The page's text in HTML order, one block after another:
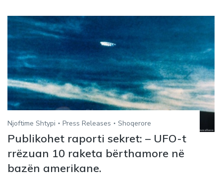
Njoftime Shtypi Press Releases Shoqerore
Publikohet raporti sekret: – UFO-t
rrëzuan 10 raketa bërthamore në
bazën amerikane.